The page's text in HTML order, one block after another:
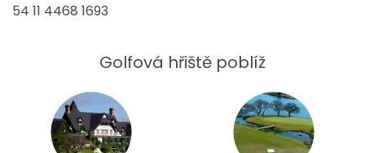
54 11 4468 1693
Golfová hřiště poblíž